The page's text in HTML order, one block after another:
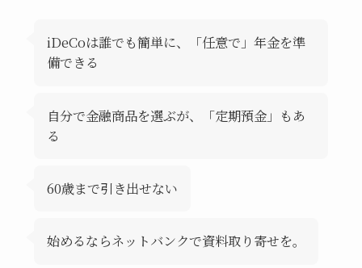
iDeCoは誰でも簡単に、「任意で」年金を準
備できる
自分で金融商品を選ぶが、「定期預金」もあ
る
60歳まで引き出せない
始めるならネットバンクで資料取り寄せを。